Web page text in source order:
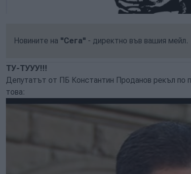
Новините на "Сега" - директно във вашия мейл.
ТУ-ТУУУ!!!
Депутатът от ПБ Константин Проданов рекъл по
това: